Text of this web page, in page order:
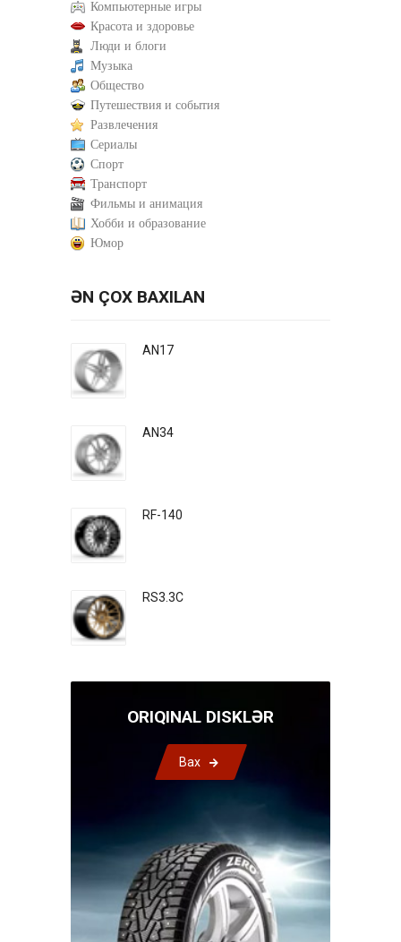
Компьютерные игры
Красота и здоровье
Люди и блоги
Музыка
Общество
Путешествия и события
Развлечения
Сериалы
Спорт
Транспорт
Фильмы и анимация
Хобби и образование
Юмор
ƏN ÇOX BAXILAN
AN17
AN34
RF-140
RS3.3C
ORIQINAL DISKLƏR
Bax